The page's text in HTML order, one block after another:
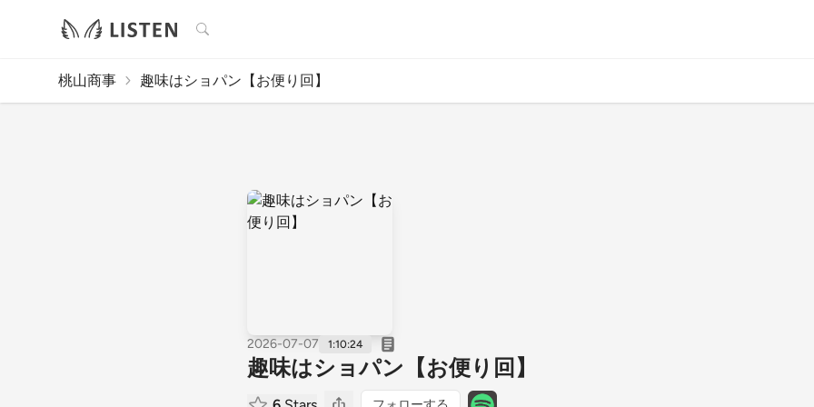
検索
桃山商事 趣味はショパン【お便り回】
2026-07-07 1:10:24
趣味はショパン【お便り回】